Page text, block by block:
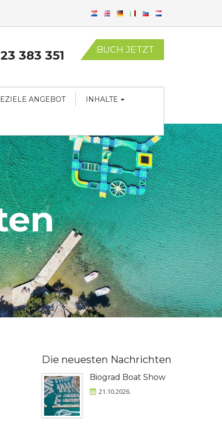
BUCH JETZT
383 351
ANGEBOT INHALTE
Die neuesten Nachrichten
Biograd Boat Show
21.10.2026.